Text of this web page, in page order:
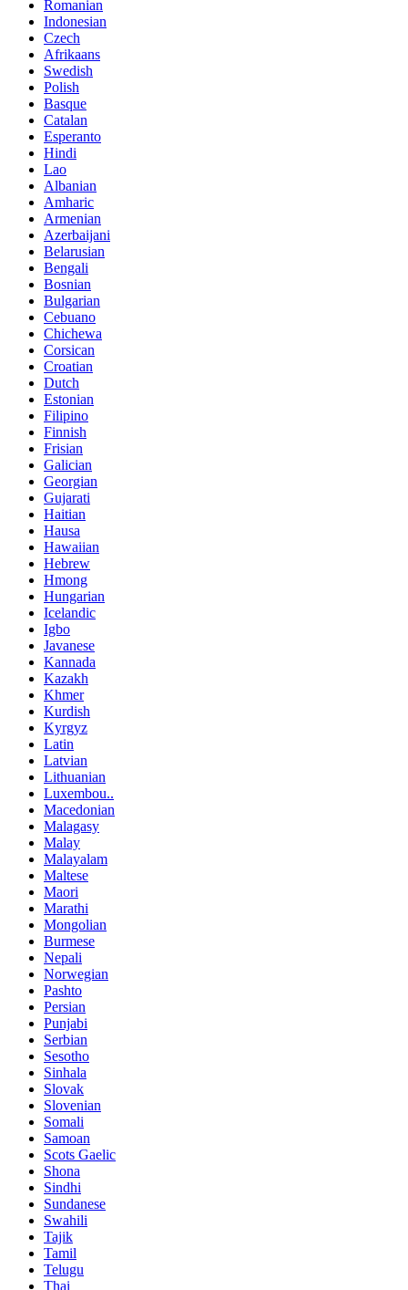
Romanian
Indonesian
Czech
Afrikaans
Swedish
Polish
Basque
Catalan
Esperanto
Hindi
Lao
Albanian
Amharic
Armenian
Azerbaijani
Belarusian
Bengali
Bosnian
Bulgarian
Cebuano
Chichewa
Corsican
Croatian
Dutch
Estonian
Filipino
Finnish
Frisian
Galician
Georgian
Gujarati
Haitian
Hausa
Hawaiian
Hebrew
Hmong
Hungarian
Icelandic
Igbo
Javanese
Kannada
Kazakh
Khmer
Kurdish
Kyrgyz
Latin
Latvian
Lithuanian
Luxembou..
Macedonian
Malagasy
Malay
Malayalam
Maltese
Maori
Marathi
Mongolian
Burmese
Nepali
Norwegian
Pashto
Persian
Punjabi
Serbian
Sesotho
Sinhala
Slovak
Slovenian
Somali
Samoan
Scots Gaelic
Shona
Sindhi
Sundanese
Swahili
Tajik
Tamil
Telugu
Thai